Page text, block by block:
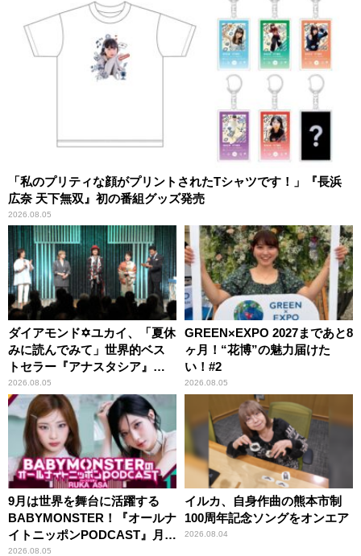
「私のプリティな顔がプリントされたTシャツです！」『長浜
広奈 天下無双』初の番組グッズ発売
2026.08.05
ダイアモンド✡ユカイ、「夏休
みに読んでみて」世界的ベス
トセラー『アナスタシア』を
紹介
2026.08.05
GREEN×EXPO 2027まであと8
ヶ月！“花博”の魅力届けた
い！#2
2026.08.05
9月は世界を舞台に活躍する
BABYMONSTER！『オールナ
イトニッポンPODCAST』月替
わりパーソナリティ
2026.08.05
イルカ、自身作曲の熊本市制
100周年記念ソングをオンエア
2026.08.04